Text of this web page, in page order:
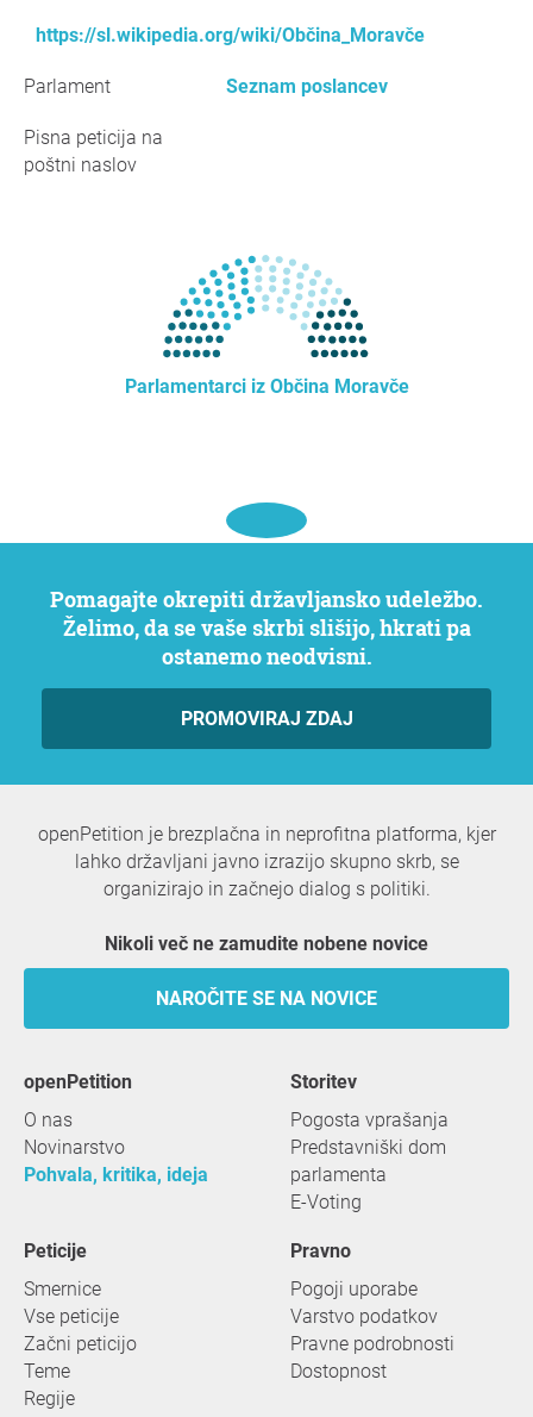
https://sl.wikipedia.org/wiki/Občina_Moravče
Parlament Seznam poslancev
Pisna peticija na
poštni naslov
Parlamentarci iz Občina Moravče
Pomagajte okrepiti državljansko udeležbo.
Želimo, da se vaše skrbi slišijo, hkrati pa
ostanemo neodvisni.
PROMOVIRAJ ZDAJ
openPetition je brezplačna in neprofitna platforma, kjer
lahko državljani javno izrazijo skupno skrb, se
organizirajo in začnejo dialog s politiki.
Nikoli več ne zamudite nobene novice
NAROČITE SE NA NOVICE
openPetition
O nas
Novinarstvo
Pohvala, kritika, ideja
storitev
Pogosta vprašanja
Predstavniški dom
parlamenta
E-Voting
Peticije
Smernice
Vse peticije
Začni peticijo
Teme
Regije
Pravno
Pogoji uporabe
Varstvo podatkov
Pravne podrobnosti
Dostopnost